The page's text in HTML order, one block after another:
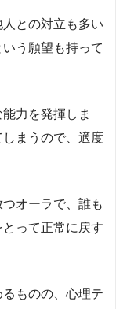
との対立も多い
う願望も持って
力を発揮しま
まうので、適度
オーラで、誰も
って正常に戻す
ものの、心理テ